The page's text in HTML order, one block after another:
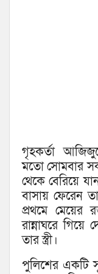
গৃহকর্তা
মতো সোমবার
থেকে বেরিয়ে
বাসায় ফেরেন
প্রথমে মেয়ের
রান্নাঘরে
তার স্ত্রী।
পুলিশের একটি